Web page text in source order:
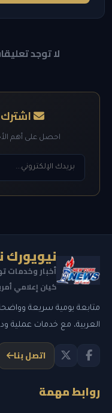
لا توجد
اشترك
احصل على أهم
نيويورك
أخبار وخدمات
كيان إعلامي أمريكي
متابعة يومية سريعة وواضحة
العربية، مع خدمات عملية
اتصل بنا
روابط مهمة